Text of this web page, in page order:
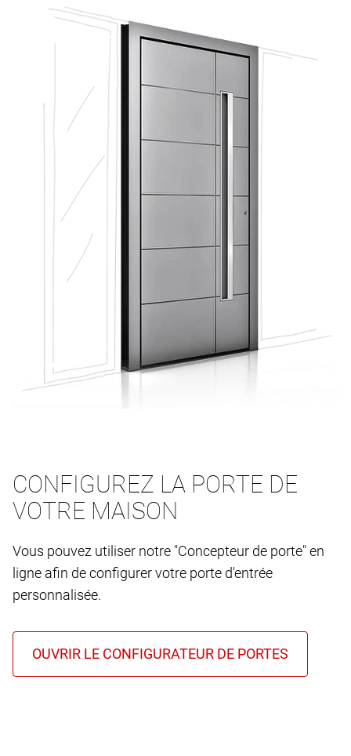
CONFIGUREZ LA PORTE DE
VOTRE MAISON
Vous pouvez utiliser notre "Concepteur de porte" en
ligne afin de configurer votre porte d'entrée
personnalisée.